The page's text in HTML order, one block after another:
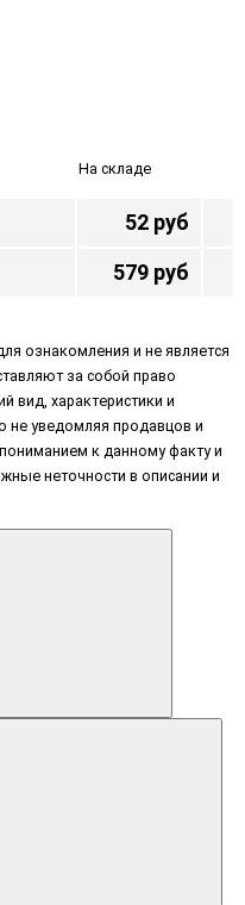
На складе
52 руб
579 руб
ознакомления и не является
за собой право
вид, характеристики и
не уведомляя продавцов и
к данному факту и
неточности в описании и